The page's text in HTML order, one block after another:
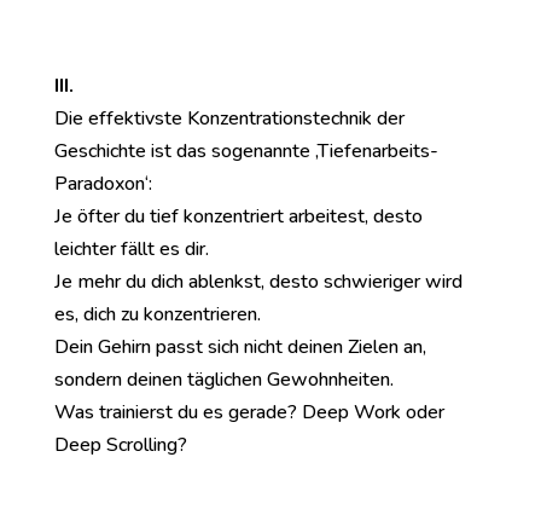
III.
Die effektivste Konzentrationstechnik der
Geschichte ist das sogenannte ‚Tiefenarbeits-
Paradoxon‘:
Je öfter du tief konzentriert arbeitest, desto
leichter fällt es dir.
Je mehr du dich ablenkst, desto schwieriger wird
es, dich zu konzentrieren.
Dein Gehirn passt sich nicht deinen Zielen an,
sondern deinen täglichen Gewohnheiten.
Was trainierst du es gerade? Deep Work oder
Deep Scrolling?